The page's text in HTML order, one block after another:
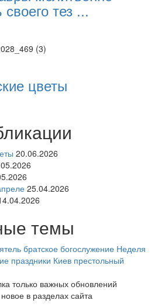
тез ...
цветы
20.06.2026
25.04.2026
темы
братское богослужение Неделя
праздники Киев престольный
только важных обновлений
в разделах сайта